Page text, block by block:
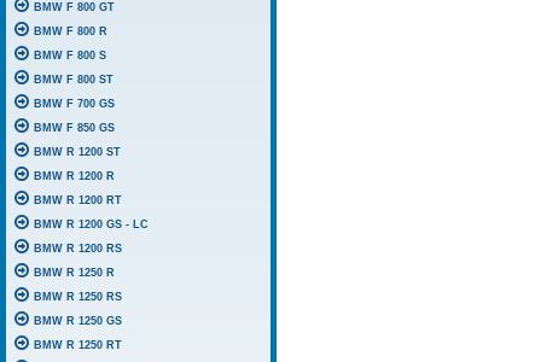
BMW F 800 GT
BMW F 800 R
BMW F 800 S
BMW F 800 ST
BMW F 700 GS
BMW F 850 GS
BMW R 1200 ST
BMW R 1200 R
BMW R 1200 RT
BMW R 1200 GS - LC
BMW R 1200 RS
BMW R 1250 R
BMW R 1250 RS
BMW R 1250 GS
BMW R 1250 RT